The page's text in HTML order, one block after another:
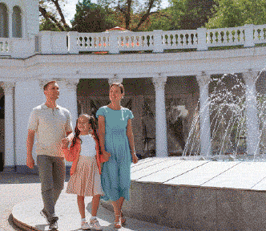
АЗЕРБАЙДЖАН МИРОВАЯ ПОЛИТИКА